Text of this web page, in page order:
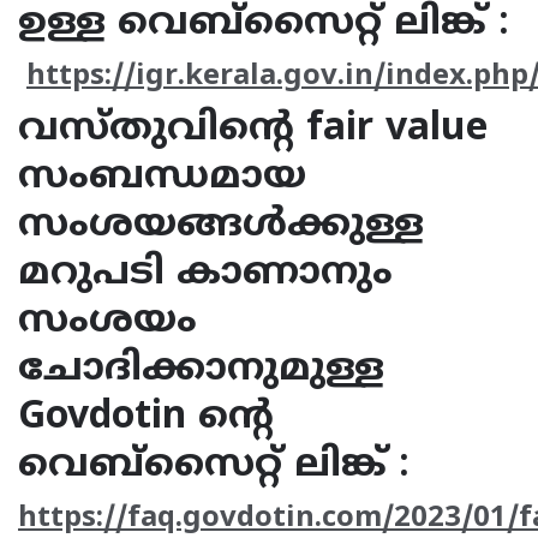
ഉള്ള വെബ്സൈറ്റ് ലിങ്ക് :
https://igr.kerala.gov.in/
വസ്തുവിന്റെ fair value
സംബന്ധമായ
സംശയങ്ങൾക്കുള്ള
മറുപടി കാണാനും
സംശയം
ചോദിക്കാനുമുള്ള
Govdotin ന്റെ
വെബ്സൈറ്റ് ലിങ്ക് :
https://faq.govdotin.com/2023/01/